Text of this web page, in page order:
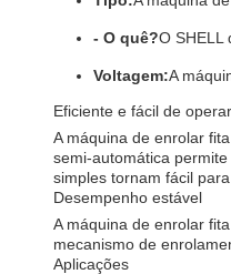
- O quê?O SHELL
Voltagem:A
Eficiente e fácil de operar
A máquina de enrolar
semi-automática
simples tornam fácil
Desempenho estável
A máquina de enrolar
mecanismo de
Aplicações